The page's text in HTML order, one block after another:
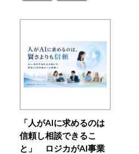
「人がAIに求めるのは
信頼し相談できるこ
と」 ロジカがAI事業